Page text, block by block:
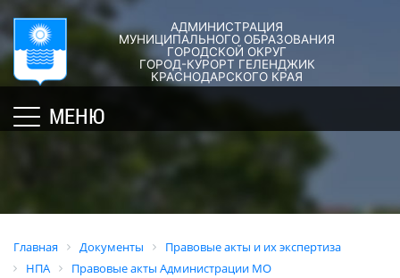
АДМИНИСТРАЦИЯ
МУНИЦИПАЛЬНОГО ОБРАЗОВАНИЯ
ГОРОДСКОЙ ОКРУГ
ГОРОД-КУРОРТ ГЕЛЕНДЖИК
КРАСНОДАРСКОГО КРАЯ
ГОРОД-
КУРОРТ
информация
ориентированные
некоммерческие
организации
АДМИНИСТРАЦИЯ
Структура
администрации
Полномочия,
обработки
ДУМА
Новости
Депутат
приёмов
ДОКУМЕНТЫ
акты
их
Экспертиза
Главная Документы
Правовые акты и их экспертиза
НПА
Правовые акты Администрации МО
МЕНЮ